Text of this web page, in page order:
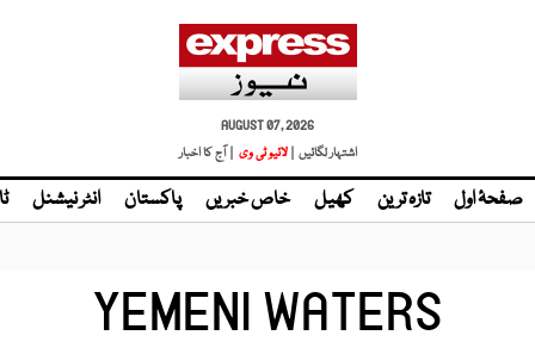
AUGUST 07, 2026
اشتہار لگائیں |
| آج کا اخبار
صفحۂ اول تازہ ترین کھیل خاص خبریں پاکستان انٹر نیشنل
YEMENI WATERS